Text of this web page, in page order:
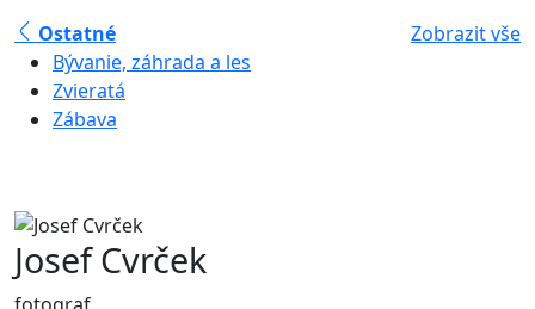
Ostatné
Zobrazit vše
Bývanie, záhrada a les
Zvieratá
Zábava
Josef Cvrček